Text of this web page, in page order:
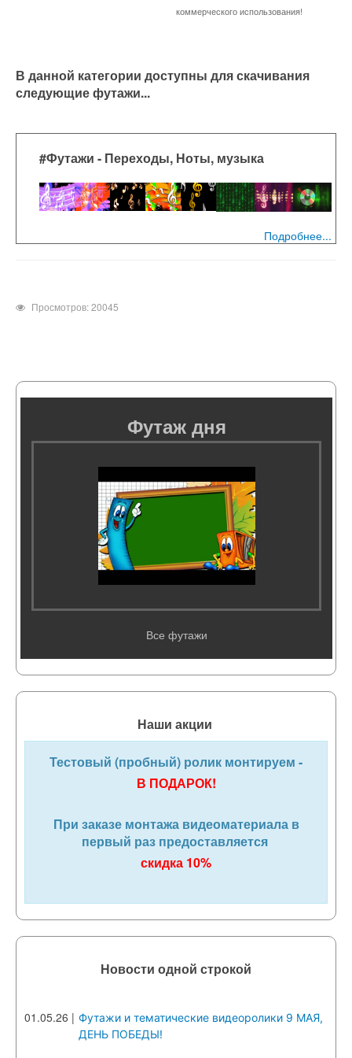
коммерческого использования!
В данной категории доступны для скачивания
следующие футажи...
#Футажи - Переходы, Ноты, музыка
Подробнее...
Просмотров: 20045
Футаж дня
Все футажи
Наши акции
Тестовый (пробный) ролик монтируем -
В ПОДАРОК!
При заказе монтажа видеоматериала в
первый раз предоставляется
скидка 10%
Новости одной строкой
01.05.26 | Футажи и тематические видеоролики 9 МАЯ,
ДЕНЬ ПОБЕДЫ!